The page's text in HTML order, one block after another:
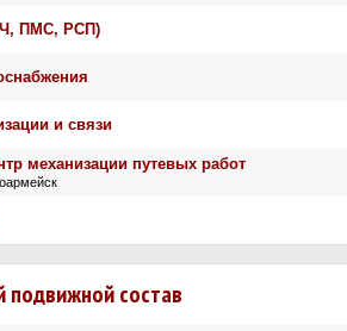
ПМС, РСП)
и связи
механизации путевых работ
состав